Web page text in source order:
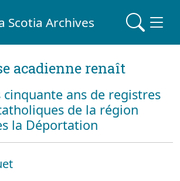
Scotia Archives
acadienne renaît
cinquante ans de registres
de la région
la Déportation